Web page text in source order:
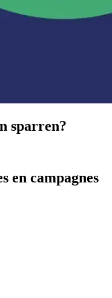
sparren?
en campagnes